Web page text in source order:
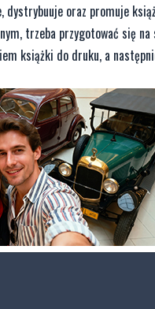
oraz promuje
trzeba przygotować się
książki do druku, a